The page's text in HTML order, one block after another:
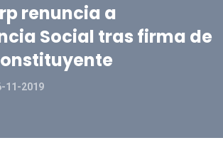
renuncia a
Social tras firma de
11-2019